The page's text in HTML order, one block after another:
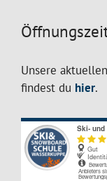
Unsere
findest du hier.